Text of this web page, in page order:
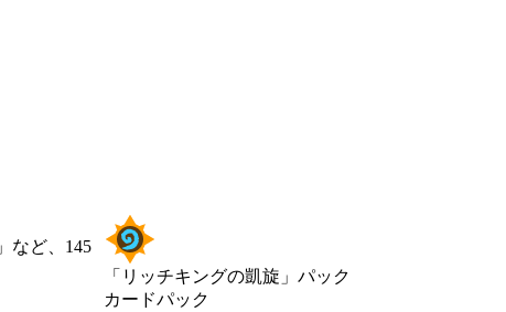
「リッチキングの凱旋」パック
カードパック
など、145